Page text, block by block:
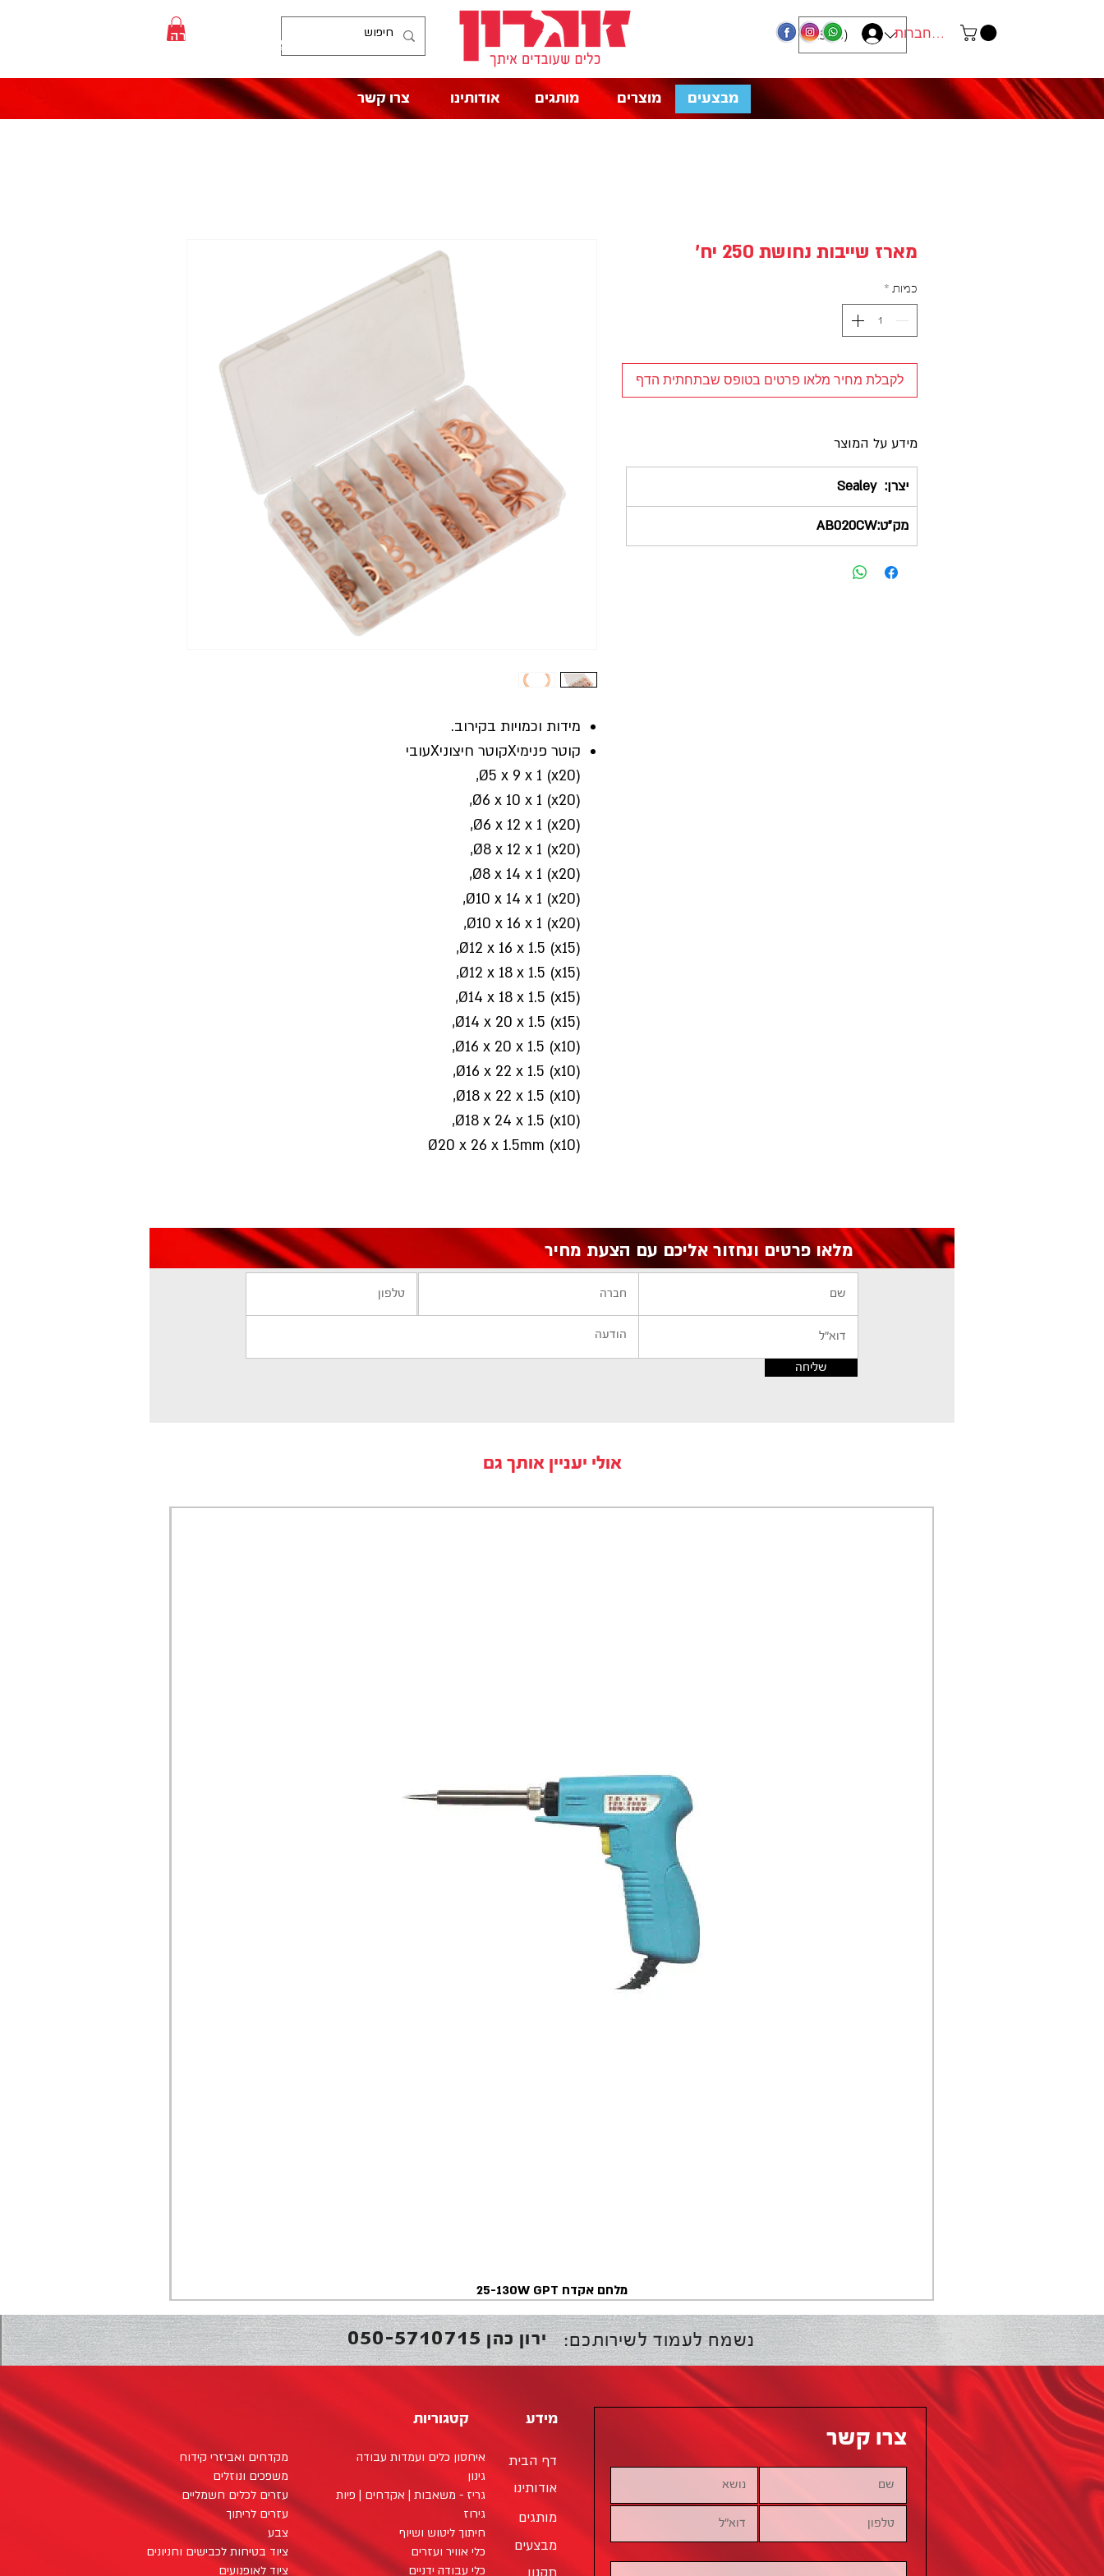
לעזרה פנו אלינו
050-5710715
התחברות ILS (₪)
צרו קשר אודותינו מותגים מוצרים מבצעים
מידות וכמויות בקירוב.
קוטר פנימיXקוטר חיצוניXעובי
Ø5 x 9 x 1 (x20),
Ø6 x 10 x 1 (x20),
Ø6 x 12 x 1 (x20),
Ø8 x 12 x 1 (x20),
Ø8 x 14 x 1 (x20),
Ø10 x 14 x 1 (x20),
Ø10 x 16 x 1 (x20),
Ø12 x 16 x 1.5 (x15),
Ø12 x 18 x 1.5 (x15),
Ø14 x 18 x 1.5 (x15),
Ø14 x 20 x 1.5 (x15),
Ø16 x 20 x 1.5 (x10),
Ø16 x 22 x 1.5 (x10),
Ø18 x 22 x 1.5 (x10),
Ø18 x 24 x 1.5 (x10),
Ø20 x 26 x 1.5mm (x10)
מארז שייבות נחושת 250 יח'
כמות *
לקבלת מחיר מלאו פרטים בטופס שבתחתית הדף
מידע על המוצר
יצרן: Sealey
מק"ט:AB020CW
מלאו פרטים ונחזור אליכם עם הצעת מחיר
שליחה
אולי יעניין אותך גם
מלחם אקדח 25-130W GPT
קטגוריות
מקדחים ואביזרי קידוח
משפכים ונוזלים
עזרים לכלים חשמליים
עזרים לריתוך
צבע
ציוד בטיחות לכבישים וחניונים
ציוד לאופנועים
איחסון כלים ועמדות עבודה
גינון
גריז - משאבות | אקדחים | פיות
גירוז
חיתוך ליטוש ושיוף
כלי אוויר ועזרים
כלי עבודה ידניים
מידע
דף הבית
אודותינו
מותגים
מבצעים
צרו קשר
ירון כהן050-5710715 נשמח לעמוד לשירותכם: